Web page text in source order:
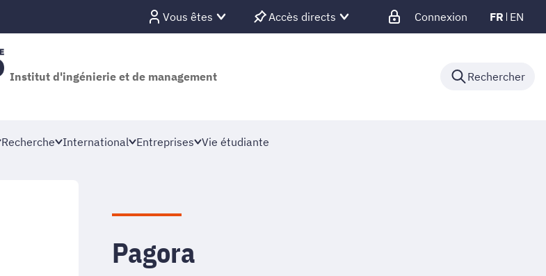
Vous êtes Accès directs Connexion FR EN
Institut d'ingénierie et de management Rechercher
Recherche International Entreprises Vie étudiante
Pagora